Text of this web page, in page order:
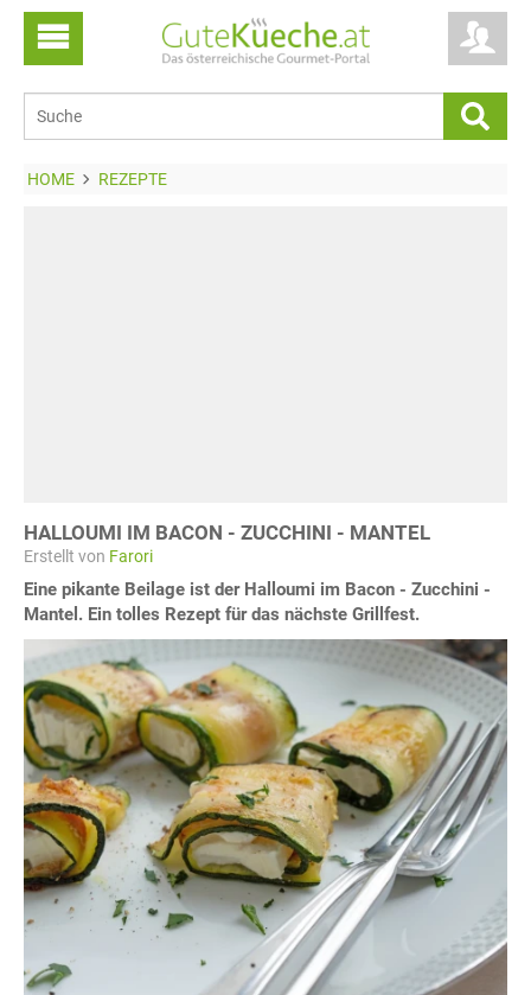
HOME REZEPTE
HALLOUMI IM BACON - ZUCCHINI - MANTEL
Erstellt von Farori
Eine pikante Beilage ist der Halloumi im Bacon - Zucchini -
Mantel. Ein tolles Rezept für das nächste Grillfest.